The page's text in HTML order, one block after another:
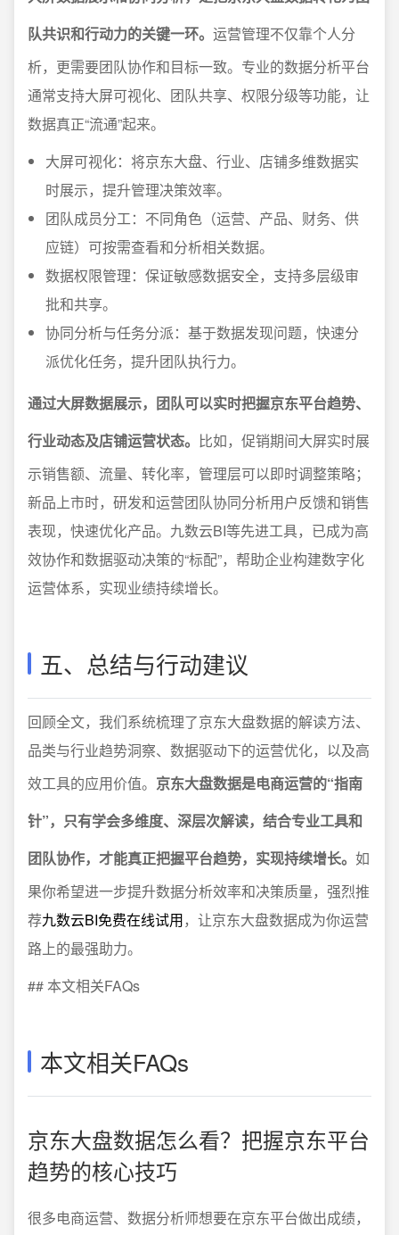
队共识和行动力的关键一环。 运营管理不仅靠个人分
析，更需要团队协作和目标一致。专业的数据分析平台
通常支持大屏可视化、团队共享、权限分级等功能，让
数据真正“流通”起来。
大屏可视化：将京东大盘、行业、店铺多维数据实
时展示，提升管理决策效率。
团队成员分工：不同角色（运营、产品、财务、供
应链）可按需查看和分析相关数据。
数据权限管理：保证敏感数据安全，支持多层级审
批和共享。
协同分析与任务分派：基于数据发现问题，快速分
派优化任务，提升团队执行力。
通过大屏数据展示，团队可以实时把握京东平台趋势、
行业动态及店铺运营状态。 比如，促销期间大屏实时展
示销售额、流量、转化率，管理层可以即时调整策略；
新品上市时，研发和运营团队协同分析用户反馈和销售
表现，快速优化产品。九数云BI等先进工具，已成为高
效协作和数据驱动决策的“标配”，帮助企业构建数字化
运营体系，实现业绩持续增长。
五、总结与行动建议
回顾全文，我们系统梳理了京东大盘数据的解读方法、
品类与行业趋势洞察、数据驱动下的运营优化，以及高
效工具的应用价值。 京东大盘数据是电商运营的“指南
针”，只有学会多维度、深层次解读，结合专业工具和
团队协作，才能真正把握平台趋势，实现持续增长。 如
果你希望进一步提升数据分析效率和决策质量，强烈推
荐九数云BI免费在线试用，让京东大盘数据成为你运营
路上的最强助力。
## 本文相关FAQs
本文相关FAQs
京东大盘数据怎么看？把握京东平台
趋势的核心技巧
很多电商运营、数据分析师想要在京东平台做出成绩，